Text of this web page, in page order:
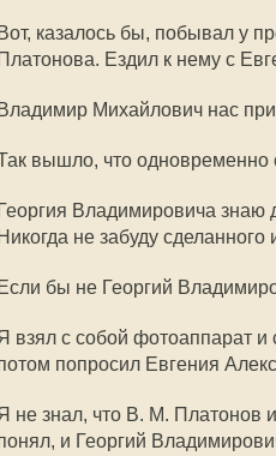
Вот, казалось бы, побывал у
Платонова. Ездил к нему с
Владимир Михайлович нас
вышло, что одновременно
Георгия Владимировича
Никогда не забуду сделанного
Если бы не Георгий
взял с собой фотоаппарат
попросил Евгения
не знал, что В. М. Платонов
и Георгий